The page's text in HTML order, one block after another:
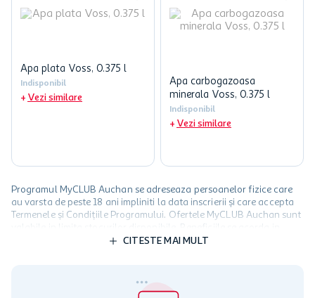
Apa plata Voss, 0.375 l
Indisponibil
Vezi similare
Apa carbogazoasa
minerala Voss, 0.375 l
Indisponibil
Vezi similare
Programul MyCLUB Auchan se adreseaza persoanelor fizice care
au varsta de peste 18 ani impliniti la data inscrierii și care accepta
Termenele și Condițiile Programului. Ofertele MyCLUB Auchan sunt
limita a 12 unitati / card client o singura data in perioada promotiei.
activitati in afara celor mentionate in Termene si Conditii. Auchan
CITESTE MAI MULT